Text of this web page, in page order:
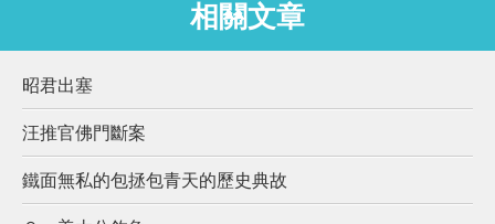
相關文章
昭君出塞
汪推官佛門斷案
鐵面無私的包拯包青天的歷史典故